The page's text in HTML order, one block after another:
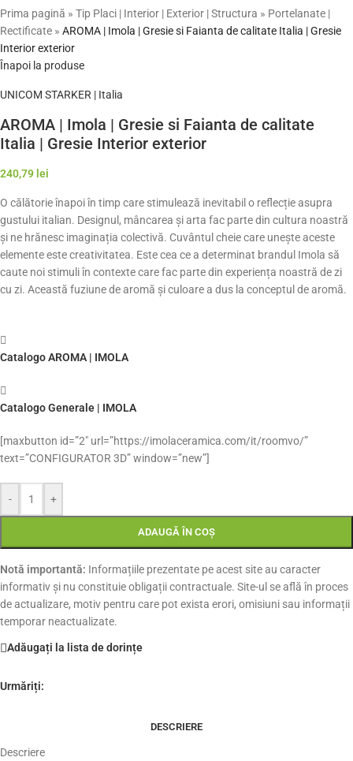
Prima pagină » Tip Placi | Interior | Exterior | Structura » Portelanate |
Rectificate » AROMA | Imola | Gresie si Faianta de calitate Italia | Gresie
Interior exterior
Înapoi la produse
UNICOM STARKER | Italia
AROMA | Imola | Gresie si Faianta de calitate
Italia | Gresie Interior exterior
240,79 lei
O călătorie înapoi în timp care stimulează inevitabil o reflecție asupra
gustului italian. Designul, mâncarea și arta fac parte din cultura noastră
și ne hrănesc imaginația colectivă. Cuvântul cheie care unește aceste
elemente este creativitatea. Este cea ce a determinat brandul Imola să
caute noi stimuli în contexte care fac parte din experiența noastră de zi
cu zi. Această fuziune de aromă și culoare a dus la conceptul de aromă.
Catalogo AROMA | IMOLA
Catalogo Generale | IMOLA
[maxbutton id=”2″ url=”https://imolaceramica.com/it/roomvo/”
text=”CONFIGURATOR 3D” window=”new”]
- +
ADAUGĂ ÎN COȘ
Notă importantă: Informațiile prezentate pe acest site au caracter
informativ și nu constituie obligații contractuale. Site-ul se află în proces
de actualizare, motiv pentru care pot exista erori, omisiuni sau informații
temporar neactualizate.
Adăugați la lista de dorințe
Urmăriți:
DESCRIERE
Descriere